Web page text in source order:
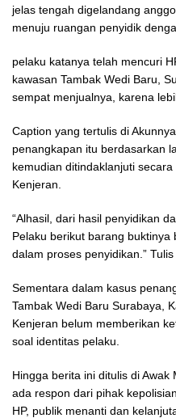
jelas tengah digelandang
menuju ruangan penyidik
pelaku katanya telah mencuri
kawasan Tambak Wedi Baru,
sempat menjualnya, karena
Caption yang tertulis di
penangkapan itu berdasarkan
kemudian ditindaklanjuti
Kenjeran.
“Alhasil, dari hasil penyidikan
Pelaku berikut barang
dalam proses penyidikan.”
Sementara dalam kasus
Tambak Wedi Baru Surabaya,
Kenjeran belum memberikan
soal identitas pelaku.
Hingga berita ini ditulis di
ada respon dari pihak
HP, publik menanti dan